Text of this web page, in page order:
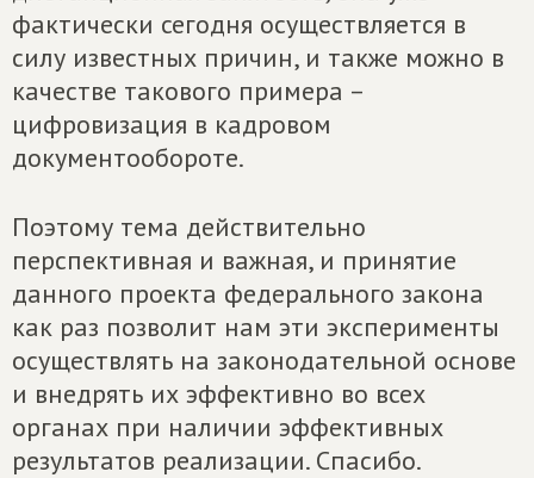
фактически сегодня осуществляется в
силу известных причин, и также можно в
качестве такового примера –
цифровизация в кадровом
документообороте.
Поэтому тема действительно
перспективная и важная, и принятие
данного проекта федерального закона
как раз позволит нам эти эксперименты
осуществлять на законодательной основе
и внедрять их эффективно во всех
органах при наличии эффективных
результатов реализации. Спасибо.